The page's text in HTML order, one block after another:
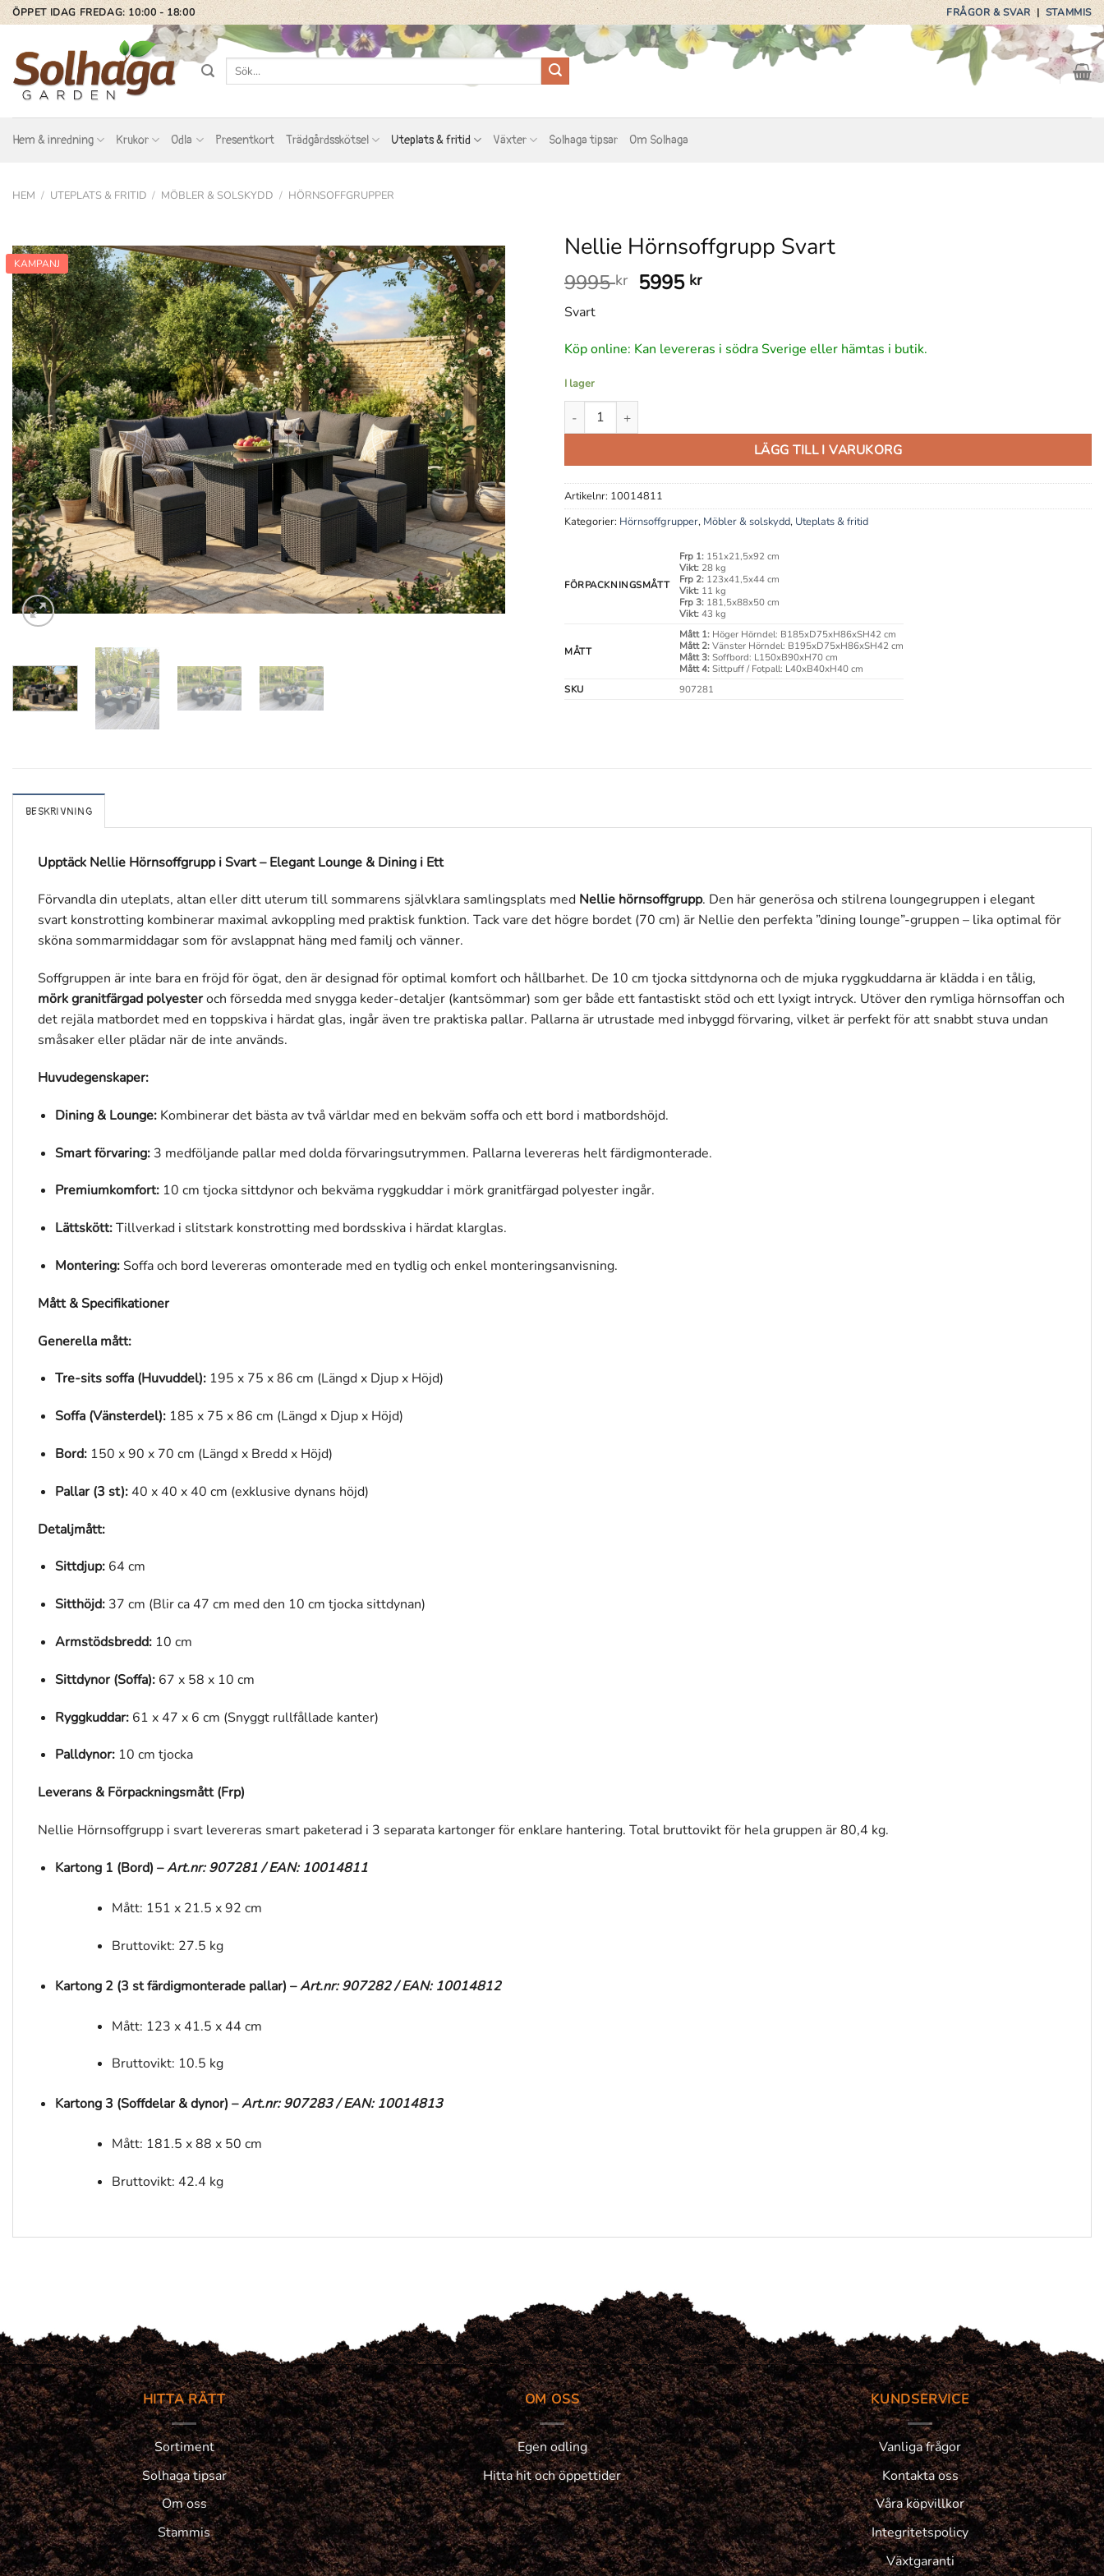
Skip
to
content
ÖPPET IDAG FREDAG: 10:00 - 18:00 FRÅGOR & SVAR|STAMMIS
Sök
Hem & inredning Krukor Odla Presentkort Trädgårdsskötsel Uteplats & fritid Växter Solhaga tipsar Om Solhaga
HEM / UTEPLATS & FRITID / MÖBLER & SOLSKYDD / HÖRNSOFFGRUPPER
KAMPANJ
Nellie Hörnsoffgrupp Svart
9995kr Det
var:
9995 kr.
5995 krDet
är:
5995 kr.
Svart
Köp online: Kan levereras i södra Sverige eller hämtas i butik.
I lager
Nellie Hörnsoffgrupp Svart mängd
LÄGG TILL I VARUKORG
Artikelnr: 10014811
Kategorier: Hörnsoffgrupper, Möbler & solskydd, Uteplats & fritid
FÖRPACKNINGSMÅTT
Frp 1:151x21,5x92 cm
Vikt:28 kg
Frp 2:123x41,5x44 cm
Vikt:11 kg
Frp 3:181,5x88x50 cm
Vikt:43 kg
MÅTT
Mått 1:Höger Hörndel: B185xD75xH86xSH42 cm
Mått 2:Vänster Hörndel: B195xD75xH86xSH42 cm
Mått 3:Soffbord: L150xB90xH70 cm
Mått 4:Sittpuff / Fotpall: L40xB40xH40 cm
SKU
907281
BESKRIVNING
Upptäck Nellie Hörnsoffgrupp i Svart – Elegant Lounge & Dining i Ett
Förvandla din uteplats, altan eller ditt uterum till sommarens självklara samlingsplats med Nellie hörnsoffgrupp. Den här generösa och stilrena loungegruppen i elegant
svart konstrotting kombinerar maximal avkoppling med praktisk funktion. Tack vare det högre bordet (70 cm) är Nellie den perfekta ”dining lounge”-gruppen – lika optimal för
sköna sommarmiddagar som för avslappnat häng med familj och vänner.
Soffgruppen är inte bara en fröjd för ögat, den är designad för optimal komfort och hållbarhet. De 10 cm tjocka sittdynorna och de mjuka ryggkuddarna är klädda i en tålig,
mörk granitfärgad polyesteroch försedda med snygga keder-detaljer (kantsömmar) som ger både ett fantastiskt stöd och ett lyxigt intryck. Utöver den rymliga hörnsoffan och
det rejäla matbordet med en toppskiva i härdat glas, ingår även tre praktiska pallar. Pallarna är utrustade med inbyggd förvaring, vilket är perfekt för att snabbt stuva undan
småsaker eller plädar när de inte används.
Huvudegenskaper:
Dining & Lounge:Kombinerar det bästa av två världar med en bekväm soffa och ett bord i matbordshöjd.
Smart förvaring:3 medföljande pallar med dolda förvaringsutrymmen. Pallarna levereras helt färdigmonterade.
Premiumkomfort:10 cm tjocka sittdynor och bekväma ryggkuddar i mörk granitfärgad polyester ingår.
Lättskött:Tillverkad i slitstark konstrotting med bordsskiva i härdat klarglas.
Montering:Soffa och bord levereras omonterade med en tydlig och enkel monteringsanvisning.
Mått & Specifikationer
Generella mått:
Tre-sits soffa (Huvuddel):195 x 75 x 86 cm (Längd x Djup x Höjd)
Soffa (Vänsterdel):185 x 75 x 86 cm (Längd x Djup x Höjd)
Bord:150 x 90 x 70 cm (Längd x Bredd x Höjd)
Pallar (3 st):40 x 40 x 40 cm (exklusive dynans höjd)
Detaljmått:
Sittdjup:64 cm
Sitthöjd:37 cm (Blir ca 47 cm med den 10 cm tjocka sittdynan)
Armstödsbredd:10 cm
Sittdynor (Soffa):67 x 58 x 10 cm
Ryggkuddar:61 x 47 x 6 cm (Snyggt rullfållade kanter)
Palldynor:10 cm tjocka
Leverans & Förpackningsmått (Frp)
Nellie Hörnsoffgrupp i svart levereras smart paketerad i 3 separata kartonger för enklare hantering. Total bruttovikt för hela gruppen är 80,4 kg.
Kartong 1 (Bord) –Art.nr: 907281 / EAN: 10014811
Mått: 151 x 21.5 x 92 cm
Bruttovikt: 27.5 kg
Kartong 2 (3 st färdigmonterade pallar) –Art.nr: 907282 / EAN: 10014812
Mått: 123 x 41.5 x 44 cm
Bruttovikt: 10.5 kg
Kartong 3 (Soffdelar & dynor) –Art.nr: 907283 / EAN: 10014813
Mått: 181.5 x 88 x 50 cm
Bruttovikt: 42.4 kg
HITTA RÄTT
Sortiment
Solhaga tipsar
Om oss
Stammis
OM OSS
Egen odling
Hitta hit och öppettider
KUNDSERVICE
Vanliga frågor
Kontakta oss
Våra köpvillkor
Integritetspolicy
Växtgaranti